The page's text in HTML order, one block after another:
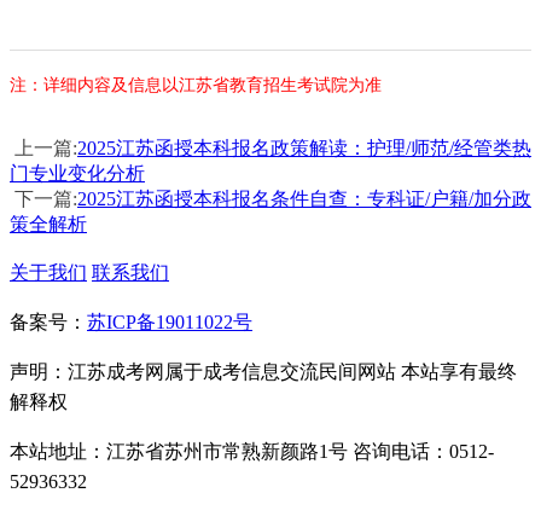
注：详细内容及信息以江苏省教育招生考试院为准
上一篇:2025江苏函授本科报名政策解读：护理/师范/经管类热
门专业变化分析
下一篇:2025江苏函授本科报名条件自查：专科证/户籍/加分政
策全解析
关于我们 联系我们
备案号： 苏ICP备19011022号
声明：江苏成考网属于成考信息交流民间网站 本站享有最终
解释权
本站地址：江苏省苏州市常熟新颜路1号 咨询电话：0512-
52936332